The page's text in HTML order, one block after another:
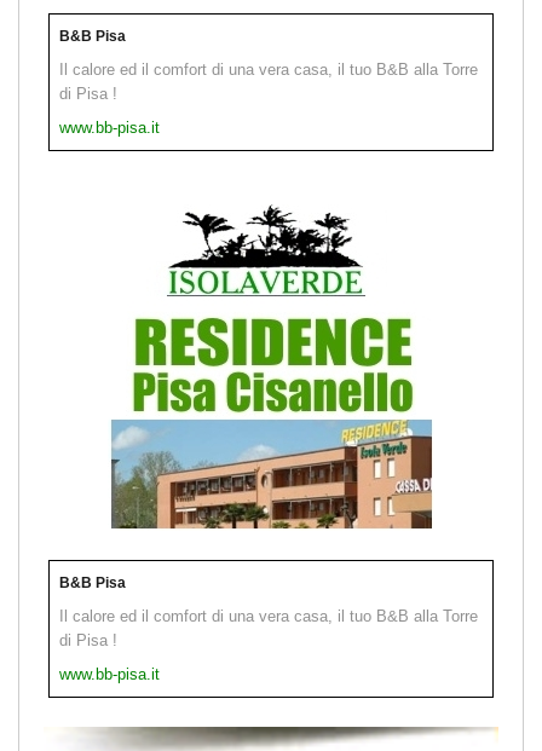
B&B Pisa
Il calore ed il comfort di una vera casa, il tuo B&B alla Torre
di Pisa !
www.bb-pisa.it
B&B Pisa
Il calore ed il comfort di una vera casa, il tuo B&B alla Torre
di Pisa !
www.bb-pisa.it